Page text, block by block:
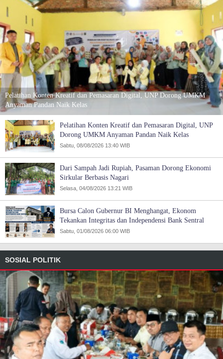
Pelatihan Konten Kreatif dan Pemasaran Digital, UNP Dorong UMKM
Anyaman Pandan Naik Kelas
Pelatihan Konten Kreatif dan Pemasaran Digital, UNP
Dorong UMKM Anyaman Pandan Naik Kelas
Sabtu, 08/08/2026 13:40 WIB
Dari Sampah Jadi Rupiah, Pasaman Dorong Ekonomi
Sirkular Berbasis Nagari
Selasa, 04/08/2026 13:21 WIB
Bursa Calon Gubernur BI Menghangat, Ekonom
Tekankan Integritas dan Independensi Bank Sentral
Sabtu, 01/08/2026 06:00 WIB
SOSIAL POLITIK